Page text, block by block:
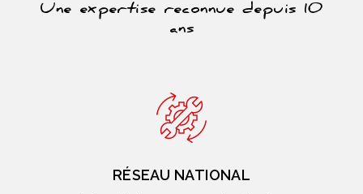
Une expertise reconnue depuis 10
ans
RÉSEAU NATIONAL